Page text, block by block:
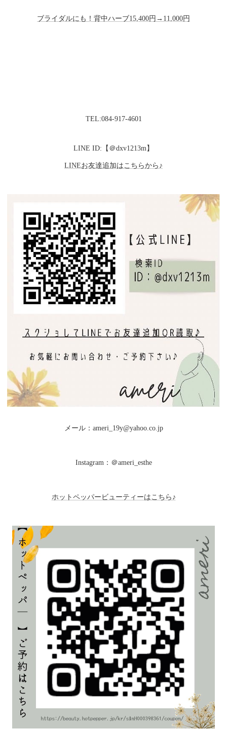
ブライダルにも！背中ハーブ15,400円→11,000円
TEL:084-917-4601
LINE ID:【＠dxv1213m】
LINEお友達追加はこちらから♪
メール：ameri_19y@yahoo.co.jp
Instagram：＠ameri_esthe
ホットペッパービューティーはこちら♪